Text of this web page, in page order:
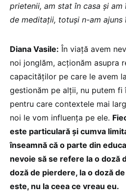
prietenii, am stat în casa și
de meditații, totuși n-am ajuns
Diana Vasile: În viață avem
noi jonglăm, acționăm asupra
capacităților pe care le avem
gestionăm pe alții, nu putem
pentru care contextele mai
noi le vom influența pe ele.
este particulară și cumva
înseamnă că o parte din
nevoie să se refere la o doză
doză de pierdere, la o doză
este, nu la ceea ce vreau eu.